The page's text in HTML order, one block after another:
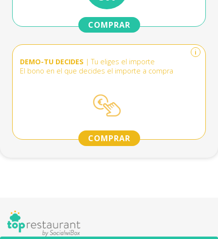
COMPRAR
i
DEMO-TU DECIDES | Tu eliges el importe
El bono en el que decides el importe a compra
COMPRAR